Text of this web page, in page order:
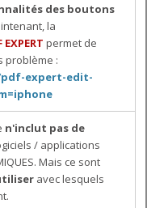
des boutons
la
EXPERT permet de
problème :
expert-edit-
n'inclut pas de
/ applications
Mais ce sont
avec lesquels